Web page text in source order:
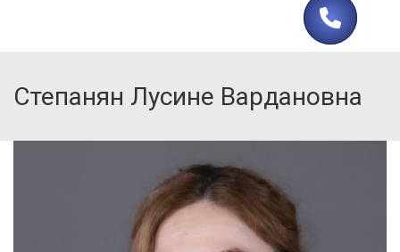
Степанян Лусине Вардановна